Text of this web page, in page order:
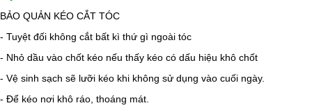
BẢO QUẢN KÉO CẮT TÓC
​- Tuyệt đối không cắt bất kì thứ gì ngoài tóc
- Nhỏ dầu vào chốt kéo nếu thấy kéo có dấu hiệu khô chốt
- Vệ sinh sạch sẽ lưỡi kéo khi không sử dụng vào cuối ngày.
- Để kéo nơi khô ráo, thoáng mát.